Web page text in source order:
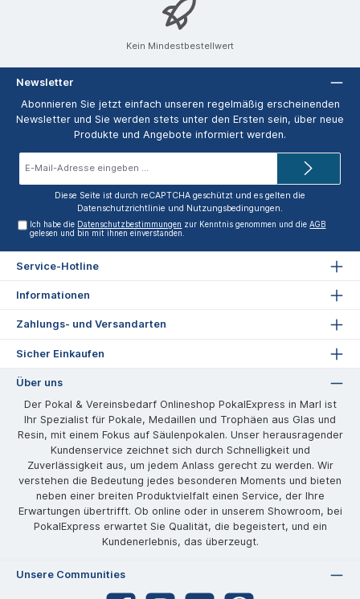
Kein Mindestbestellwert
Newsletter
Abonnieren Sie jetzt einfach unseren regelmäßig erscheinenden
Newsletter und Sie werden stets unter den Ersten sein, über neue
Produkte und Angebote informiert werden.
Diese Seite ist durch reCAPTCHA geschützt und es gelten die
Datenschutzrichtlinie und Nutzungsbedingungen.
Ich habe die Datenschutzbestimmungen zur Kenntnis genommen und dieAGB
gelesen und bin mit ihnen einverstanden.
Service-Hotline
Informationen
Zahlungs- und Versandarten
Sicher Einkaufen
Über uns
Der Pokal & Vereinsbedarf Onlineshop PokalExpress in Marl ist
Ihr Spezialist für Pokale, Medaillen und Trophäen aus Glas und
Resin, mit einem Fokus auf Säulenpokalen. Unser herausragender
Kundenservice zeichnet sich durch Schnelligkeit und
Zuverlässigkeit aus, um jedem Anlass gerecht zu werden. Wir
verstehen die Bedeutung jedes besonderen Moments und bieten
neben einer breiten Produktvielfalt einen Service, der Ihre
Erwartungen übertrifft. Ob online oder in unserem Showroom, bei
PokalExpress erwartet Sie Qualität, die begeistert, und ein
Kundenerlebnis, das überzeugt.
Unsere Communities